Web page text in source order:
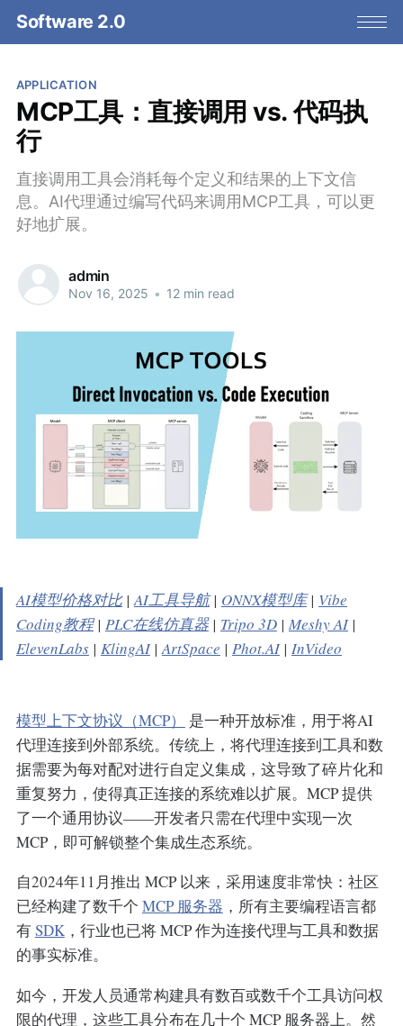
Software 2.0
APPLICATION
MCP工具：直接调用 vs. 代码执
行
直接调用工具会消耗每个定义和结果的上下文信
息。AI代理通过编写代码来调用MCP工具，可以更
好地扩展。
admin
Nov 16, 2025 • 12 min read
AI模型价格对比|AI工具导航| ONNX模型库| Vibe
Coding教程| PLC在线仿真器| Tripo 3D| Meshy AI|
ElevenLabs| KlingAI|ArtSpace | Phot.AI| InVideo
模型上下文协议（MCP）
是一种开放标准，用于将AI
代理连接到外部系统。传统上，将代理连接到工具和数
据需要为每对配对进行自定义集成，这导致了碎片化和
重复努力，使得真正连接的系统难以扩展。MCP 提供
了一个通用协议——开发者只需在代理中实现一次
MCP，即可解锁整个集成生态系统。
自2024年11月推出 MCP 以来，采用速度非常快：社区
已经构建了数千个 MCP 服务器 ，所有主要编程语言都
有SDK，行业也已将 MCP 作为连接代理与工具和数据
的事实标准。
如今，开发人员通常构建具有数百或数千个工具访问权
限的代理，这些工具分布在几十个 MCP 服务器上。然